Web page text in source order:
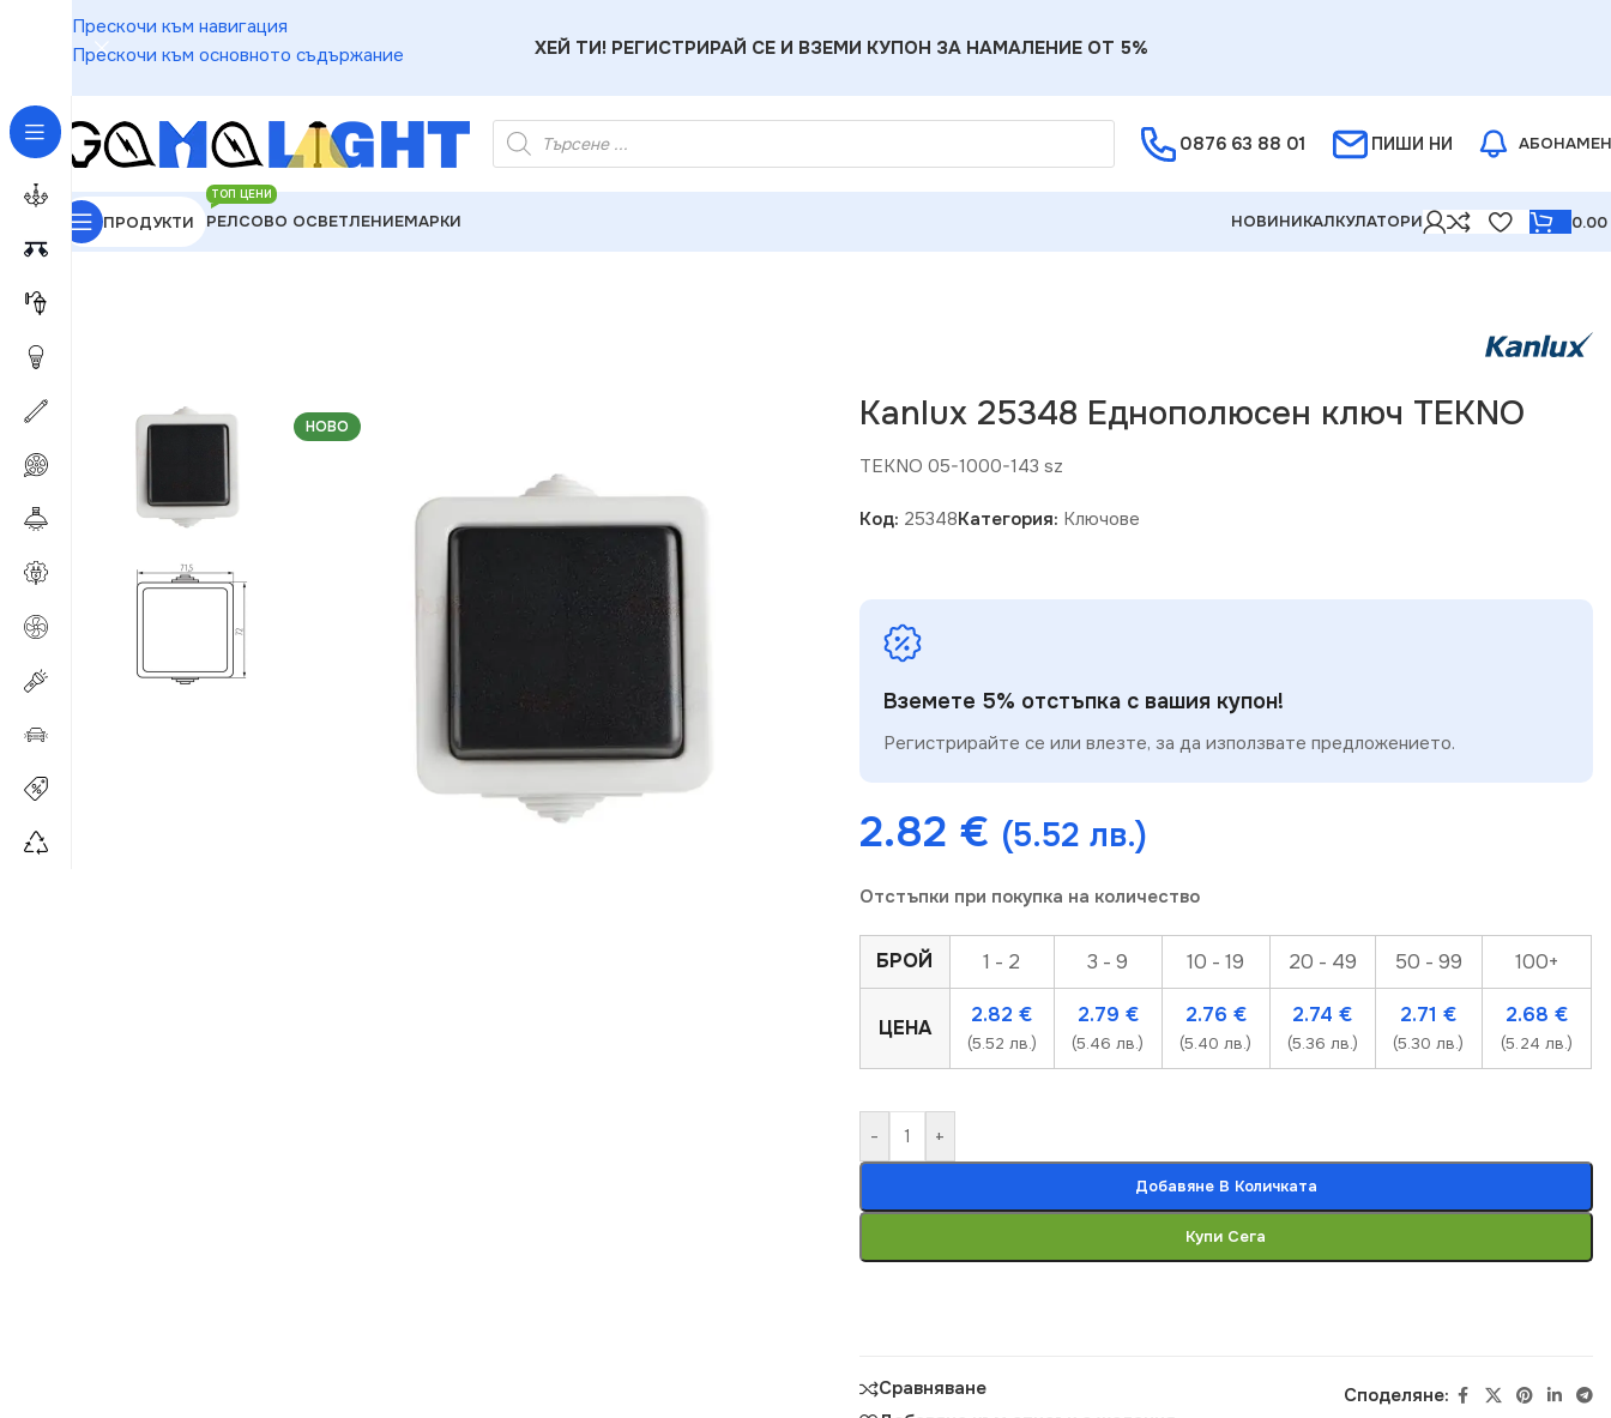
Прескочи към навигация
Прескочи към основното съдържание
ХЕЙ ТИ! РЕГИСТРИРАЙ СЕ И ВЗЕМИ КУПОН ЗА НАМАЛЕНИЕ ОТ 5%
0876 63 88 01 ПИШИ НИ
ПРОДУКТИ РЕЛСОВО ОСВЕТЛЕНИЕ
ТОП ЦЕНИ
МАРКИ НОВИНИКАЛКУЛАТОРИ 0.00
GAMALIGHT»
НОВО Kanlux 25348 Еднополюсен ключ TEKNO
TEKNO 05-1000-143 sz
Код: 25348Категория: Ключове
Вземете 5% отстъпка с вашия купон!
Регистрирайте се или влезте, за да използвате предложението.
2.82 € (5.52 лв.)
Отстъпки при покупка на количество
БРОЙ 1 - 2 3 - 9 10 - 19 20 - 49 50 - 99 100+
ЦЕНА
2.82€
(5.52 лв.)
2.79 €
(5.46 лв.)
2.76 €
(5.40 лв.)
2.74€
(5.36 лв.)
2.71€
(5.30 лв.)
2.68 €
(5.24 лв.)
- +
Добавяне В Количката
Купи Сега
Сравняване
Споделяне: